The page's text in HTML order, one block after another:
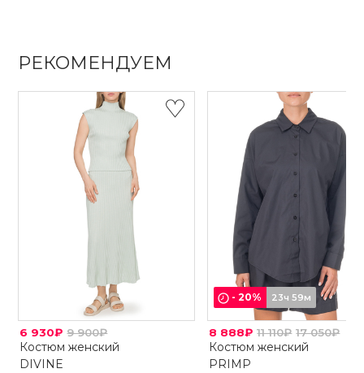
РЕКОМЕНДУЕМ
6 930₽ 9 900₽
Костюм женский
DIVINE
-20% 23ч 59м
8 888₽ 11 110₽ 17 050₽
Костюм женский
PRIMP